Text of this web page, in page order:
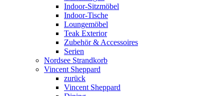
Indoor-Sitzmöbel
Indoor-Tische
Loungemöbel
Teak Exterior
Zubehör & Accessoires
Serien
Nordsee Strandkorb
Vincent Sheppard
zurück
Vincent Sheppard